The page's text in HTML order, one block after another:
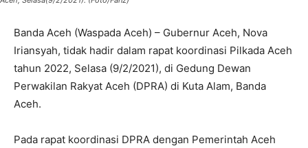
Banda Aceh (Waspada Aceh) – Gubernur Aceh, Nova
Iriansyah, tidak hadir dalam rapat koordinasi Pilkada Aceh
tahun 2022, Selasa (9/2/2021), di Gedung Dewan
Perwakilan Rakyat Aceh (DPRA) di Kuta Alam, Banda
Aceh.
Pada rapat koordinasi DPRA dengan Pemerintah Aceh